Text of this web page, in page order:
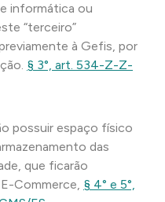
informática ou
“terceiro”
à Gefis, por
§ 3°, art. 534-Z-Z-
possuir espaço físico
das
que ficarão
Commerce, § 4° e 5°,